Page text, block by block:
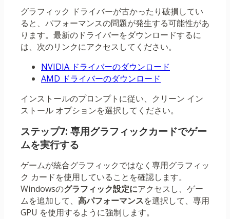
グラフィック ドライバーが古かったり破損してい
ると、パフォーマンスの問題が発生する可能性があ
ります。最新のドライバーをダウンロードするに
は、次のリンクにアクセスしてください。
NVIDIA ドライバーのダウンロード
AMD ドライバーのダウンロード
インストールのプロンプトに従い、クリーン イン
ストール オプションを選択してください。
ステップ7: 専用グラフィックカードでゲー
ムを実行する
ゲームが統合グラフィックではなく専用グラフィッ
ク カードを使用していることを確認します。
Windowsのグラフィック設定にアクセスし、ゲー
ムを追加して、 高パフォーマンスを選択して、専用
GPU を使用するように強制します。